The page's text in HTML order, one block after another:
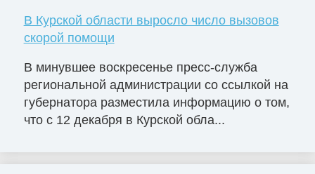
В Курской области выросло число вызовов
скорой помощи
В минувшее воскресенье пресс-служба
региональной администрации со ссылкой на
губернатора разместила информацию о том,
что с 12 декабря в Курской обла...